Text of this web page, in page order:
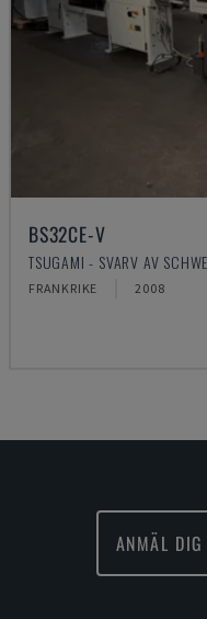
BS32CE-V
TSUGAMI - SVARV AV
FRANKRIKE 2008
ANMÄL